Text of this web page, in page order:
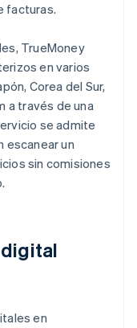
facturas.
TrueMoney
en varios
Corea del Sur,
a través de una
se admite
escanear un
sin comisiones
en